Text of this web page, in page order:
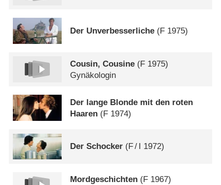
Der Unverbesserliche (F 1975)
Cousin, Cousine (F 1975)
Gynäkologin
Der lange Blonde mit den roten
Haaren (F 1974)
Der Schocker (F/ 1972)
Mordgeschichten (F 1967)